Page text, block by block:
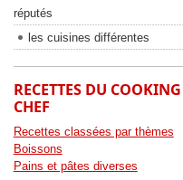
réputés
les cuisines différentes
RECETTES DU COOKING
CHEF
Recettes classées par thèmes
Boissons
Pains et pâtes diverses